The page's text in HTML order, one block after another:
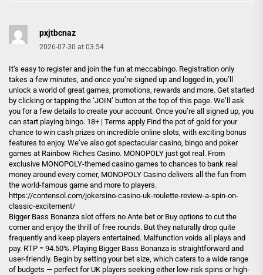
pxjtbcnaz
2026-07-30 at 03:54
It’s easy to register and join the fun at meccabingo. Registration only
takes a few minutes, and once you’re signed up and logged in, you’ll
unlock a world of great games, promotions, rewards and more. Get started
by clicking or tapping the ‘JOIN’ button at the top of this page. We’ll ask
you for a few details to create your account. Once you’re all signed up, you
can start playing bingo. 18+ | Terms apply Find the pot of gold for your
chance to win cash prizes on incredible online slots, with exciting bonus
features to enjoy. We’ve also got spectacular casino, bingo and poker
games at Rainbow Riches Casino. MONOPOLY just got real. From
exclusive MONOPOLY-themed casino games to chances to bank real
money around every corner, MONOPOLY Casino delivers all the fun from
the world-famous game and more to players.
https://contensol.com/jokersino-casino-uk-roulette-review-a-spin-on-
classic-excitement/
Bigger Bass Bonanza slot offers no Ante bet or Buy options to cut the
corner and enjoy the thrill of free rounds. But they naturally drop quite
frequently and keep players entertained. Malfunction voids all plays and
pay. RTP = 94.50%. Playing Bigger Bass Bonanza is straightforward and
user-friendly. Begin by setting your bet size‚ which caters to a wide range
of budgets — perfect for UK players seeking either low-risk spins or high-